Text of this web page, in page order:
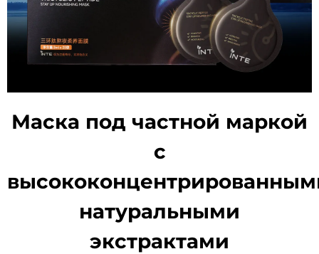
Маска под частной маркой
с
натуральными
экстрактами